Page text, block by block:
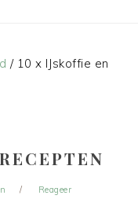
/10 x IJskoffie en
Reageer